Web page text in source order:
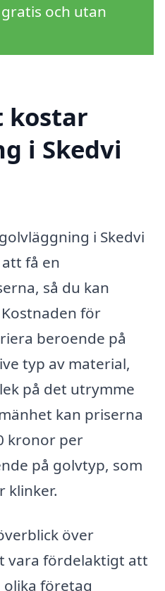
och utan
kostar
i Skedvi
i Skedvi
få en
så du kan
för
beroende på
typ av material,
på det utrymme
kan priserna
kronor per
på golvtyp, som
klinker.
över
vara fördelaktigt att
företag